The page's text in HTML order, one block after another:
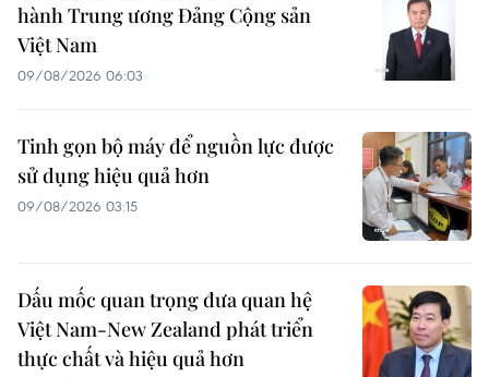
hành Trung ương Đảng Cộng sản
Việt Nam
09/08/2026 06:03
Tinh gọn bộ máy để nguồn lực được
sử dụng hiệu quả hơn
09/08/2026 03:15
Dấu mốc quan trọng đưa quan hệ
Việt Nam-New Zealand phát triển
thực chất và hiệu quả hơn